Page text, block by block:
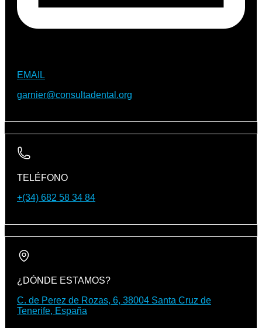
EMAIL
garnier@consultadental.org
TELÉFONO
+(34) 682 58 34 84
¿DÓNDE ESTAMOS?
C. de Perez de Rozas, 6, 38004 Santa Cruz de
Tenerife, España